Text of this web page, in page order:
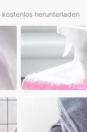
herunterladen